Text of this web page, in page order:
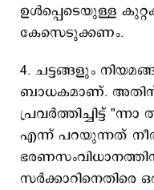
ഉൾപ്പെടെയുള്ള
കേസെടുക്കണം.
4. ചട്ടങ്ങളും
ബാധകമാണ്. അതിന്
പ്രവർത്തിച്ചിട്ട്
എന്ന് പറയുന്നത്
സർക്കാറിനെതിരെ